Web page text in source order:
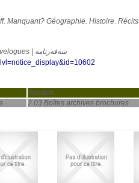
Manquant? Géographie. Histoire. Récits
Bîranînên gerokan | Récits de voyages | Travelogues | سەفەرنامە
Section
2.03 Boîtes archives brochures